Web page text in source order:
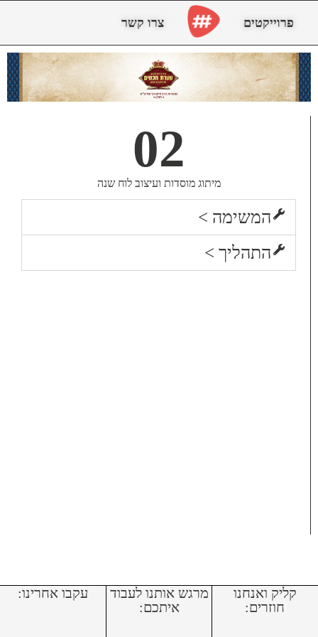
פרוייקטים צרו קשר
02
מיתוג מוסדות ועיצוב לוח שנה
המשימה >
התהליך >
קליק ואנחנו
חוזרים:
מרגש אותנו לעבוד
איתכם:
עקבו אחרינו: